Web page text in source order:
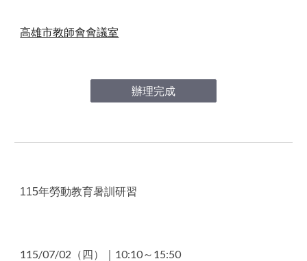
高雄市教師會會議室
辦理完成
115年勞動教育暑訓研習
115/07/02 （ 四）｜10:10～15:50